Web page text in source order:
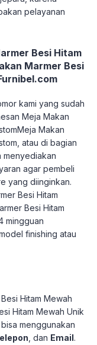
pelayanan
Besi Hitam
Marmer Besi
kami yang sudah
Meja Makan
Makan
atau di bagian
menyediakan
agar pembeli
yang diinginkan.
Besi Hitam
Besi Hitam
mingguan
finishing atau
Hitam Mewah
Hitam Mewah Unik
menggunakan
, dan Email.